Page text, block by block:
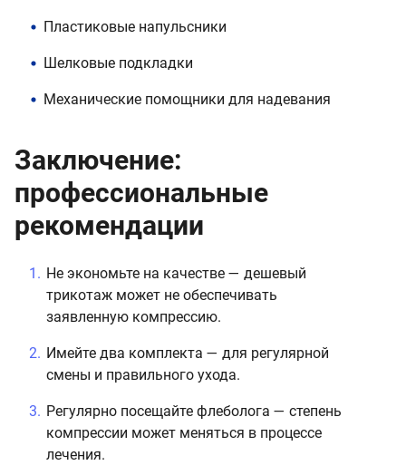
Пластиковые напульсники
Шелковые подкладки
Механические помощники для надевания
Заключение:
профессиональные
рекомендации
Не экономьте на качестве — дешевый
трикотаж может не обеспечивать
заявленную компрессию.
Имейте два комплекта — для регулярной
смены и правильного ухода.
Регулярно посещайте флеболога — степень
компрессии может меняться в процессе
лечения.